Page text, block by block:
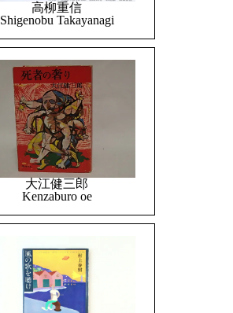
高柳重信
Shigenobu Takayanagi
大江健三郎
Kenzaburo oe